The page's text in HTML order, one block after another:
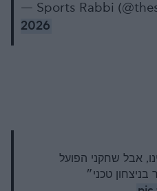
— Sports Rabbi
2026
אבל שחקני הפועל
טכני״